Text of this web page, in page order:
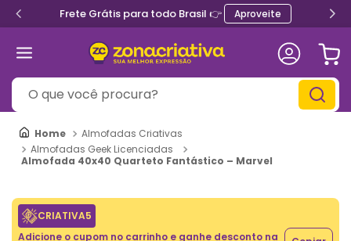
Frete Grátis para todo Brasil 👉 Aproveite
O que você procura?
Almofadas Criativas
Almofadas Geek Licenciadas
Almofada 40x40 Quarteto Fantástico – Marvel
CRIATIVA5
Adicione o cupom no carrinho e ganhe desconto na